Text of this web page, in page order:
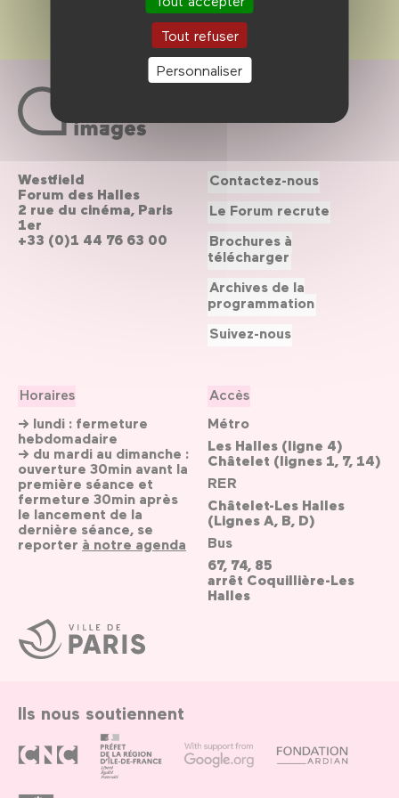
Tout refuser
Personnaliser
Ville
de
Paris
Westfield
Forum des Halles
2 rue du cinéma, Paris
1er
+33 (0)1 44 76 63 00
Horaires
→ lundi : fermeture
hebdomadaire
→ du mardi au dimanche :
ouverture 30min avant la
première séance et
fermeture 30min après
le lancement de la
dernière séance, se
reporter à notre agenda
Accès
Métro
Les Halles (ligne 4)
Châtelet (lignes 1, 7, 14)
RER
Châtelet-Les Halles
(Lignes A, B, D)
Bus
67, 74, 85
arrêt Coquillière-Les
Halles
Contactez-nous
Le Forum recrute
Brochures à
télécharger
Archives de la
programmation
Suivez-nous
Ils nous soutiennent